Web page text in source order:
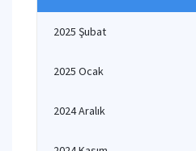
2025 Şubat
2025 Ocak
2024 Aralık